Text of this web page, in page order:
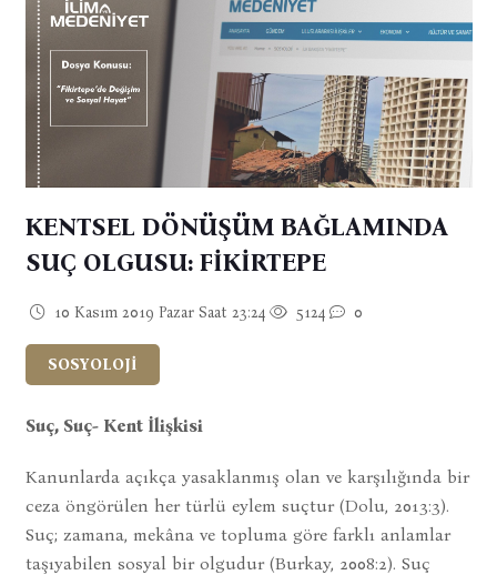
KENTSEL DÖNÜŞÜM BAĞLAMINDA
SUÇ OLGUSU: FİKİRTEPE
10 Kasım 2019 Pazar Saat 23:24 5124 0
SOSYOLOJİ
Suç, Suç- Kent İlişkisi
Kanunlarda açıkça yasaklanmış olan ve karşılığında bir
ceza öngörülen her türlü eylem suçtur (Dolu, 2013:3).
Suç; zamana, mekâna ve topluma göre farklı anlamlar
taşıyabilen sosyal bir olgudur (Burkay, 2008:2). Suç